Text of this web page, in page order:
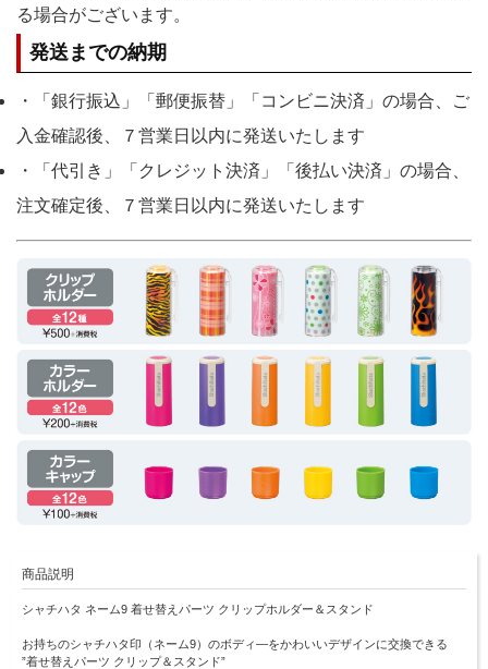
る場合がございます。
発送までの納期
・「銀行振込」「郵便振替」「コンビニ決済」の場合、ご
入金確認後、７営業日以内に発送いたします
・「代引き」「クレジット決済」「後払い決済」の場合、
注文確定後、７営業日以内に発送いたします
商品説明
シャチハタ ネーム9 着せ替えパーツ クリップホルダー＆スタンド
お持ちのシャチハタ印（ネーム9）のボディ―をかわいいデザインに交換できる
”着せ替えパーツ クリップ＆スタンド”